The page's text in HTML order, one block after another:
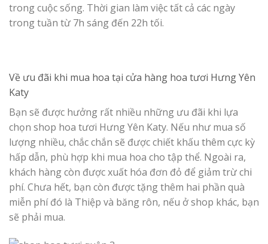
trong cuộc sống. Thời gian làm việc tất cả các ngày
trong tuần từ 7h sáng đến 22h tối.
Về ưu đãi khi mua hoa tại cửa hàng hoa tươi Hưng Yên
Katy
Bạn sẽ được hưởng rất nhiều những ưu đãi khi lựa
chọn shop hoa tươi Hưng Yên Katy. Nếu như mua số
lượng nhiều, chắc chắn sẽ được chiết khấu thêm cực kỳ
hấp dẫn, phù hợp khi mua hoa cho tập thể. Ngoài ra,
khách hàng còn được xuất hóa đơn đỏ để giảm trừ chi
phí. Chưa hết, bạn còn được tặng thêm hai phần quà
miễn phí đó là Thiệp và băng rôn, nếu ở shop khác, bạn
sẽ phải mua.